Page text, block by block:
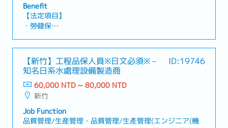
階段的交期管理・確認及管理專案整體工程時程與執行進
度・確認並協調材料、設備及施工相關時程・掌握交期延
誤或進度異常問題，確認原因並研擬因應方案・與供應
商、協力廠商及施工現場進行進度相關聯繫與協調・依據
行溝通・定期向日本總公司報告專案進度並進行資訊共
享・製作進度管理表、會議資料及相關報告・與公司內部
相關部門共享資訊並進行業務協調・其他主管交辦事項
Benefit
【法定項目】
・勞健保
・各種休假（特別休假、婚假、喪假、生理假、產檢假、
陪產假、產假、育嬰假）
・退休金
【企業福利】
・年收約14個月，依業績而定 ※正職員工限定
・人事評價（一年一次）※正職員工限定
・交通費
【新竹】工程品保人員※日文必須※－
知名日系水處理設備製造商
ID:19746
60,000 NTD ~ 80,000 NTD
新竹
Job Function
品質管理/生産管理・品質管理/生產管理(エンジニア(機